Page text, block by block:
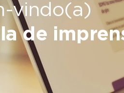
vindo(a)
de